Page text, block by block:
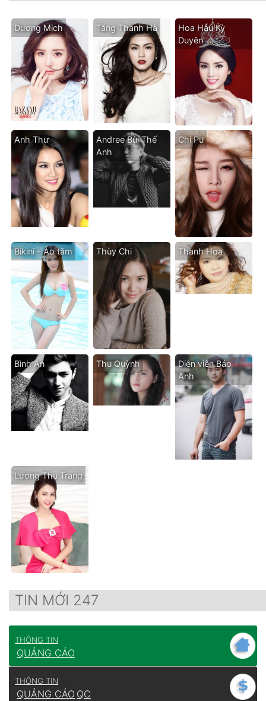
Dương Mịch Tăng Thanh Hà
Hoa Hậu Kỳ
Duyên
Anh Thư
Andree Bùi Thế
Anh
Chi Pu
Bikini - Áo tăm Thùy Chi Thanh Hoa
Bình An Thu Quỳnh
Diễn viên Bảo
Anh
Lương Thu Trang
TIN MỚI 247
THÔNG TIN
QUẢNG CÁO
THÔNG TIN
QUẢNG CÁO QC